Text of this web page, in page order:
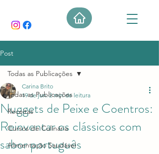
Post
Todas as Publicações
Receitas
Cursos de Culinária
Alimentação Saudável
Todas as Publicações
Nuggets de Peixe e Coentros:
Reinventar os clássicos com
sabor português
Carina Brito
19 de jun. 2 min de leitura